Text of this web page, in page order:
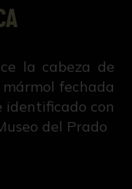
la cabeza de
fechada
identificado con
del Prado